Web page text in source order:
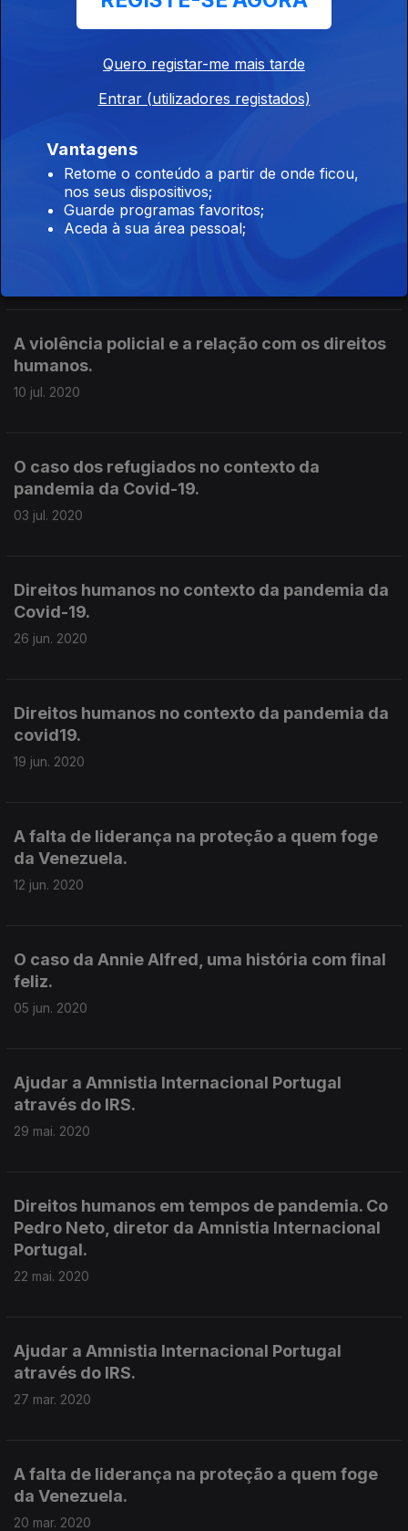
Neto, diretor da Amnistia Internacional
O uso indevido do gás lacrimogéneo. Com
Pedro Neto, diretor da Amnistia Internacional
A violência policial e a relação com os direitos
humanos.
10 jul. 2020
O caso dos refugiados no contexto da
pandemia da Covid-19.
03 jul. 2020
Direitos humanos no contexto da pandemia da
Covid-19.
26 jun. 2020
Direitos humanos no contexto da pandemia da
covid19.
19 jun. 2020
A falta de liderança na proteção a quem foge
da Venezuela.
12 jun. 2020
O caso da Annie Alfred, uma história com final
feliz.
05 jun. 2020
Ajudar a Amnistia Internacional Portugal
através do IRS.
29 mai. 2020
Direitos humanos em tempos de pandemia. Co
Pedro Neto, diretor da Amnistia Internacional
Portugal.
22 mai. 2020
Ajudar a Amnistia Internacional Portugal
através do IRS.
27 mar. 2020
A falta de liderança na proteção a quem foge
da Venezuela.
20 mar. 2020
Quero registar-me mais tarde
Entrar (utilizadores registados)
Vantagens
Retome o conteúdo a partir de onde ficou,
nos seus dispositivos;
Guarde programas favoritos;
Aceda à sua área pessoal;